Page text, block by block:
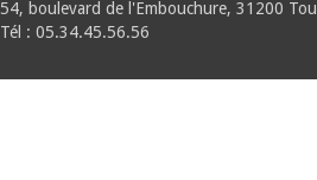
54, boulevard de l'Embouchure, 31200
Tél : 05.34.45.56.56